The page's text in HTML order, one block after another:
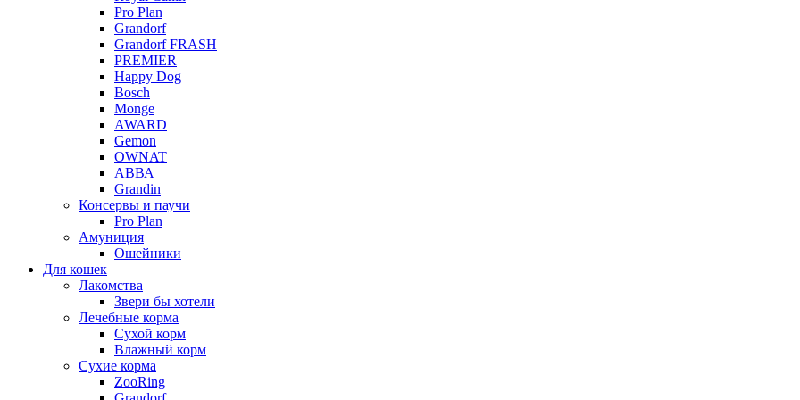
Pro Plan
Grandorf
Grandorf FRASH
PREMIER
Happy Dog
Bosch
Monge
AWARD
Gemon
OWNAT
АВВА
Grandin
Консервы и паучи
Pro Plan
Амуниция
Ошейники
Для кошек
Лакомства
Звери бы хотели
Лечебные корма
Сухой корм
Влажный корм
Сухие корма
ZooRing